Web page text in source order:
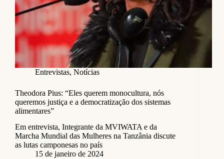
Entrevistas, Notícias
Theodora Pius: “Eles querem monocultura, nós
queremos justiça e a democratização dos sistemas
alimentares”
Em entrevista, Integrante da MVIWATA e da
Marcha Mundial das Mulheres na Tanzânia discute
as lutas camponesas no país
15 de janeiro de 2024